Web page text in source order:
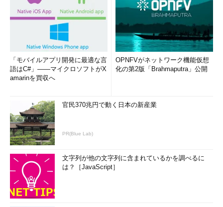
「モバイルアプリ開発に最適な言
語はC#」――マイクロソフトがX
amarinを買収へ
OPNFVがネットワーク機能仮想
化の第2版「Brahmaputra」公開
官民370兆円で動く日本の新産業
PR(Blue Lab)
文字列が他の文字列に含まれているかを調べるに
は？［JavaScript］